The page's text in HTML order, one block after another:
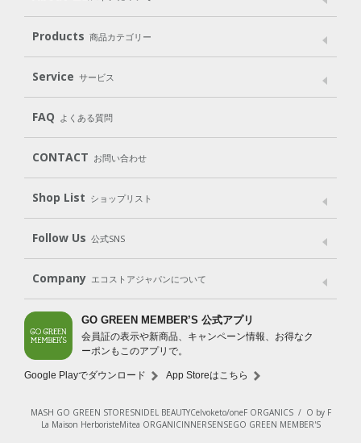
メッセージ ブランドストーリー
パッケージへのこだわり
動物実験をしない
Products 商品カテゴリー
Laundry
Cleaning Baby Kids
Body（ボディ） Hair（ヘア） Oral care（オーラルケア）
Goods （グッズ）
Gift set
Service サービス
User Guide
Subscription（定期便）
FAQ よくある質問
CONTACT お問い合わせ
Shop List ショップリスト
Shop List
Follow Us 公式SNS
LINE＠ Instagram Facebook
Company エコストアジャパンについて
会社案内 ご利用規約
プライバシーポリシー
特定商取引法に基づく表示
免責事項
法人会員サービス
New Zealand Site
GO GREEN MEMBER’S 公式アプリ
会員証の表示や新商品、キャンペーン情報、お得なク
ーポンもこのアプリで。
Google Playでダウンロード App Storeはこちら
MASH GO GREEN STORESNIDEL BEAUTYCelvoketo/oneF ORGANICS/ O by F
La Maison HerboristeMitea ORGANICINNERSENSEGO GREEN MEMBER'S